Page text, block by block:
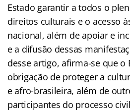
Estado garantir a todos o
direitos culturais e o acesso
nacional, além de apoiar e
e a difusão dessas
desse artigo, afirma-se que o
obrigação de proteger a
e afro-brasileira, além de
participantes do processo